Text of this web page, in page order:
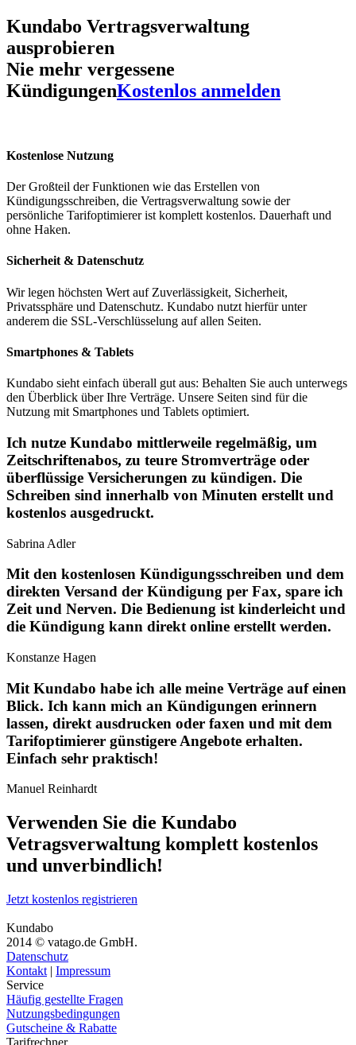
Kundabo Vertragsverwaltung
ausprobieren
Nie mehr vergessene
KündigungenKostenlos anmelden
Kostenlose Nutzung
Der Großteil der Funktionen wie das Erstellen von
Kündigungsschreiben, die Vertragsverwaltung sowie der
persönliche Tarifoptimierer ist komplett kostenlos. Dauerhaft und
ohne Haken.
Sicherheit & Datenschutz
Wir legen höchsten Wert auf Zuverlässigkeit, Sicherheit,
Privatssphäre und Datenschutz. Kundabo nutzt hierfür unter
anderem die SSL-Verschlüsselung auf allen Seiten.
Smartphones & Tablets
Kundabo sieht einfach überall gut aus: Behalten Sie auch unterwegs
den Überblick über Ihre Verträge. Unsere Seiten sind für die
Nutzung mit Smartphones und Tablets optimiert.
Ich nutze Kundabo mittlerweile regelmäßig, um
Zeitschriftenabos, zu teure Stromverträge oder
überflüssige Versicherungen zu kündigen. Die
Schreiben sind innerhalb von Minuten erstellt und
kostenlos ausgedruckt.
Sabrina Adler
Mit den kostenlosen Kündigungsschreiben und dem
direkten Versand der Kündigung per Fax, spare ich
Zeit und Nerven. Die Bedienung ist kinderleicht und
die Kündigung kann direkt online erstellt werden.
Konstanze Hagen
Mit Kundabo habe ich alle meine Verträge auf einen
Blick. Ich kann mich an Kündigungen erinnern
lassen, direkt ausdrucken oder faxen und mit dem
Tarifoptimierer günstigere Angebote erhalten.
Einfach sehr praktisch!
Manuel Reinhardt
Verwenden Sie die Kundabo
Vetragsverwaltung komplett kostenlos
und unverbindlich!
Jetzt kostenlos registrieren
Kundabo
2014 © vatago.de GmbH.
Datenschutz
Kontakt | Impressum
Service
Häufig gestellte Fragen
Nutzungsbedingungen
Gutscheine & Rabatte